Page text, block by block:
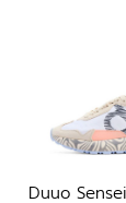
Duuo